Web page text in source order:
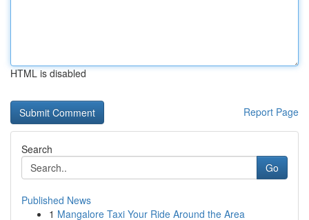
HTML is disabled
Report Page
Search
Go
Published News
1 Mangalore Taxi Your Ride Around the Area